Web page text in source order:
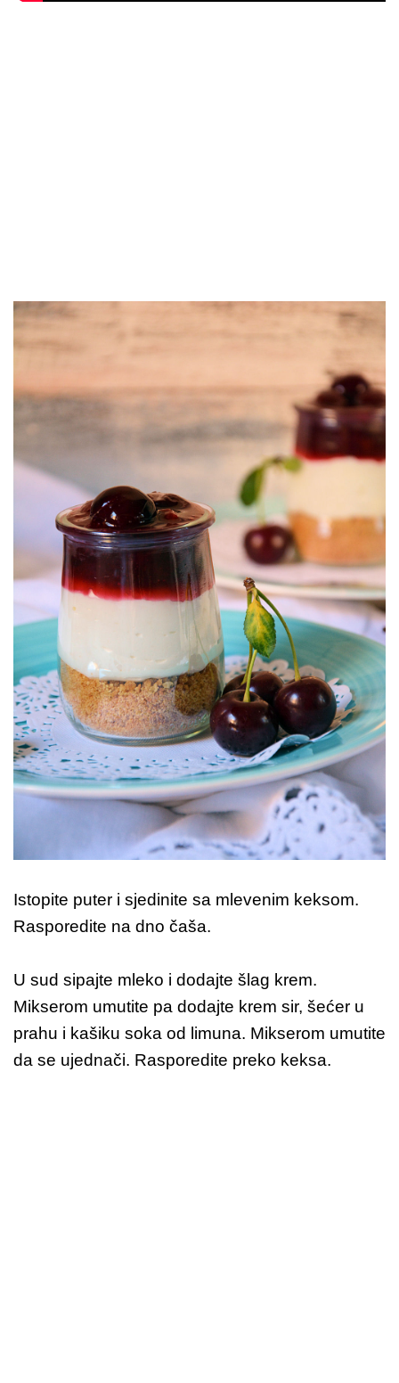
Istopite puter i sjedinite sa mlevenim keksom.
Rasporedite na dno čaša.
U sud sipajte mleko i dodajte šlag krem.
Mikserom umutite pa dodajte krem sir, šećer u
prahu i kašiku soka od limuna. Mikserom umutite
da se ujednači. Rasporedite preko keksa.